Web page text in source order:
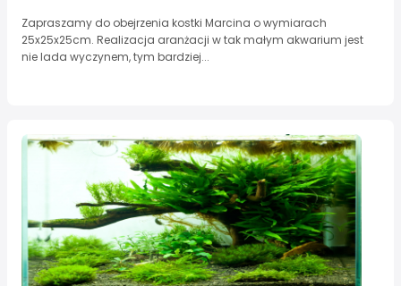
Zapraszamy do obejrzenia kostki Marcina o wymiarach
25x25x25cm. Realizacja aranżacji w tak małym akwarium jest
nie lada wyczynem, tym bardziej...